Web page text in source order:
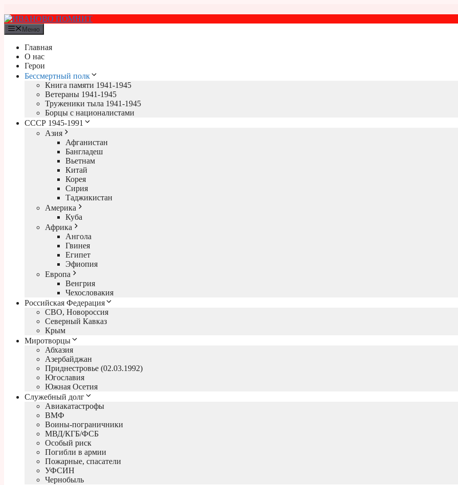
к
содержимому
Меню
Главная
О нас
Герои
Бессмертный полк
Книга памяти 1941-1945
Ветераны 1941-1945
Труженики тыла 1941-1945
Борцы с националистами
СССР 1945-1991
Азия
Афганистан
Бангладеш
Вьетнам
Китай
Корея
Сирия
Таджикистан
Америка
Куба
Африка
Ангола
Гвинея
Египет
Эфиопия
Европа
Венгрия
Чехословакия
Российская Федерация
СВО, Новороссия
Северный Кавказ
Крым
Миротворцы
Абхазия
Азербайджан
Приднестровье (02.03.1992)
Югославия
Южная Осетия
Служебный долг
Авиакатастрофы
ВМФ
Воины-пограничники
МВД/КГБ/ФСБ
Особый риск
Погибли в армии
Пожарные, спасатели
УФСИН
Чернобыль